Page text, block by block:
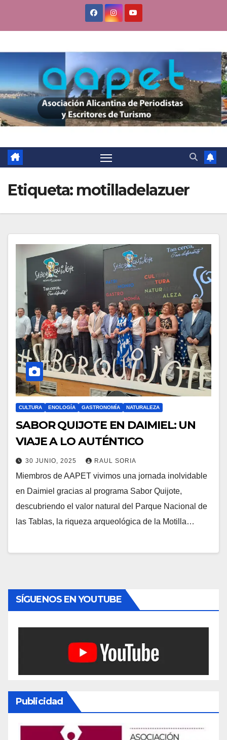
Etiqueta: motilladelazuer
CULTURA ENOLOGÍA GASTRONOMÍA NATURALEZA
SABOR QUIJOTE EN DAIMIEL: UN
VIAJE A LO AUTÉNTICO
30 JUNIO, 2025 RAUL SORIA
Miembros de AAPET vivimos una jornada inolvidable
en Daimiel gracias al programa Sabor Quijote,
descubriendo el valor natural del Parque Nacional de
las Tablas, la riqueza arqueológica de la Motilla…
SÍGUENOS EN YOUTUBE
Publicidad